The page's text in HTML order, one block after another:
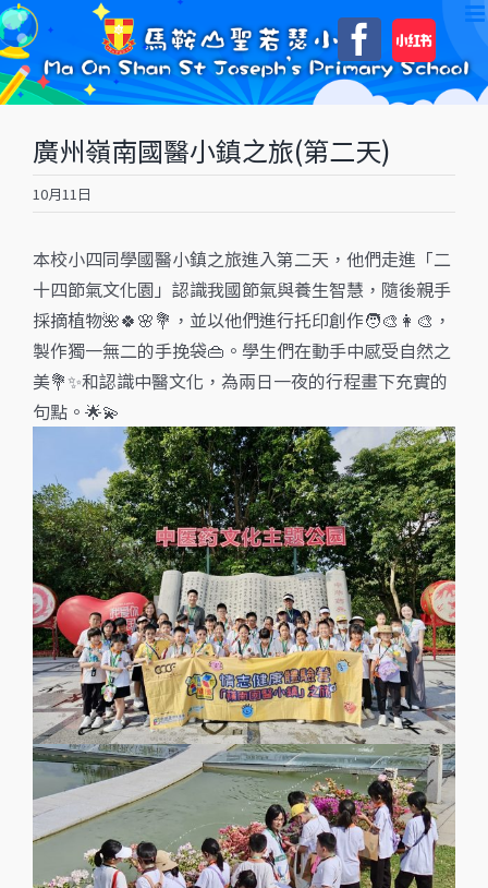
Skip
to
content
自
訂
廣州嶺南國醫小鎮之旅(第二天)
10月11日
本校小四同學國醫小鎮之旅進入第二天，他們走進「二
十四節氣文化園」認識我國節氣與養生智慧，隨後親手
採摘植物🌺🍀🌸💐，並以他們進行托印創作🧑‍🎨👩‍🎨，
製作獨一無二的手挽袋👜。學生們在動手中感受自然之
美💐✨和認識中醫文化，為兩日一夜的行程畫下充實的
句點。🌟💫